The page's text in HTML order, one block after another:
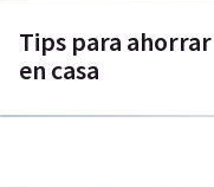
Tips para
en casa